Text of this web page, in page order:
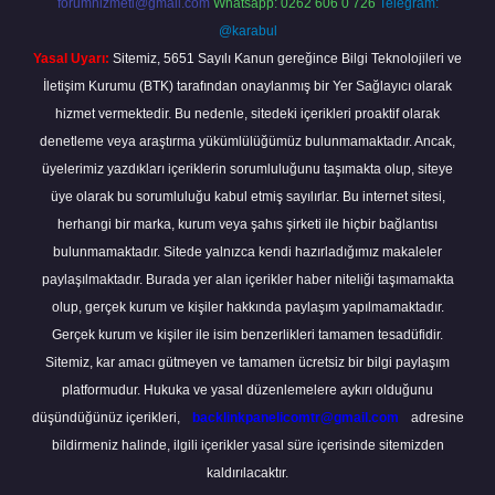
forumhizmeti@gmail.com Whatsapp: 0262 606 0 726 Telegram:
@karabul
Yasal Uyarı: Sitemiz, 5651 Sayılı Kanun gereğince Bilgi Teknolojileri ve
İletişim Kurumu (BTK) tarafından onaylanmış bir Yer Sağlayıcı olarak
hizmet vermektedir. Bu nedenle, sitedeki içerikleri proaktif olarak
denetleme veya araştırma yükümlülüğümüz bulunmamaktadır. Ancak,
üyelerimiz yazdıkları içeriklerin sorumluluğunu taşımakta olup, siteye
üye olarak bu sorumluluğu kabul etmiş sayılırlar. Bu internet sitesi,
herhangi bir marka, kurum veya şahıs şirketi ile hiçbir bağlantısı
bulunmamaktadır. Sitede yalnızca kendi hazırladığımız makaleler
paylaşılmaktadır. Burada yer alan içerikler haber niteliği taşımamakta
olup, gerçek kurum ve kişiler hakkında paylaşım yapılmamaktadır.
Gerçek kurum ve kişiler ile isim benzerlikleri tamamen tesadüfidir.
Sitemiz, kar amacı gütmeyen ve tamamen ücretsiz bir bilgi paylaşım
platformudur. Hukuka ve yasal düzenlemelere aykırı olduğunu
düşündüğünüz içerikleri,
backlinkpanelicomtr@gmail.com
adresine
bildirmeniz halinde, ilgili içerikler yasal süre içerisinde sitemizden
kaldırılacaktır.